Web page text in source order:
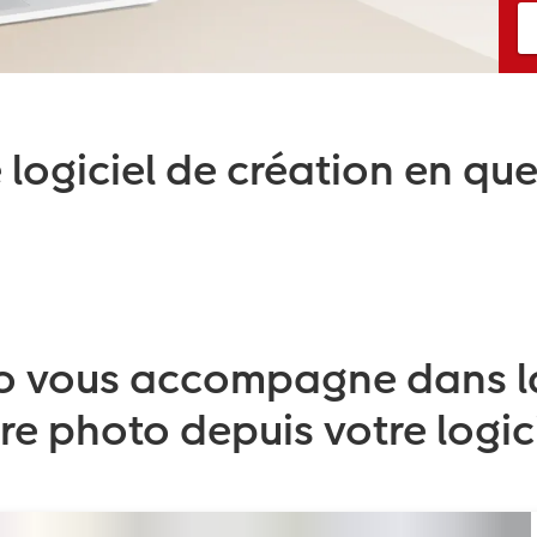
logiciel de création en
vous accompagne dans
photo depuis votre